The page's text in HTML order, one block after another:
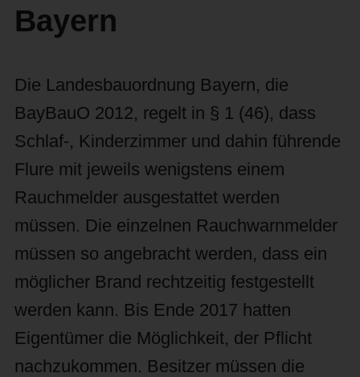
Bayern
Die Landesbauordnung Bayern, die
BayBauO 2012, regelt in § 1 (46), dass
Schlaf-, Kinderzimmer und dahin führende
Flure mit jeweils wenigstens einem
Rauchmelder ausgestattet werden
müssen. Die einzelnen Rauchwarnmelder
müssen so angebracht werden, dass ein
möglicher Brand rechtzeitig festgestellt
werden kann. Bis Ende 2017 hatten
Eigentümer die Möglichkeit, der Pflicht
nachzukommen. Besitzer müssen die